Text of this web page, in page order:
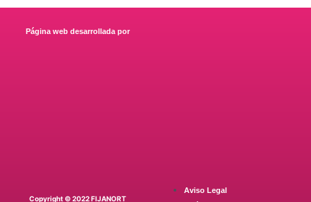
Página web desarrollada por
Copyright © 2022 FIJANORT
Aviso Legal